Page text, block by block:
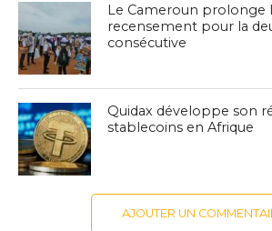
Le Cameroun prolonge
recensement pour la
consécutive
Quidax développe son
stablecoins en Afrique
AJOUTER UN